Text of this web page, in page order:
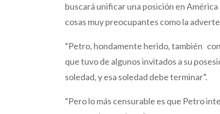
buscará unificar una posición en
cosas muy preocupantes como la
“Petro, hondamente herido, también
que tuvo de algunos invitados a su
soledad, y esa soledad debe terminar”.
“Pero lo más censurable es que Petro